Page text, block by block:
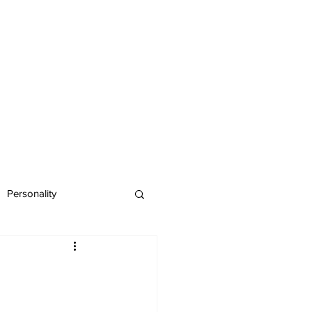
Personality